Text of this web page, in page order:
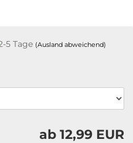
5 Tage (Ausland abweichend)
ab 12,99 EUR